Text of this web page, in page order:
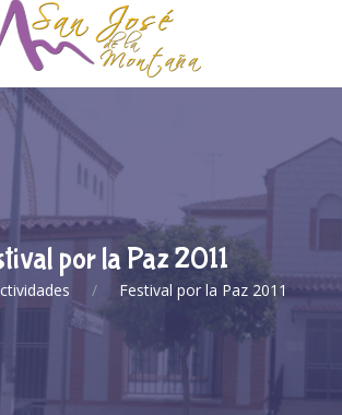
por la Paz 2011
Festival por la Paz 2011